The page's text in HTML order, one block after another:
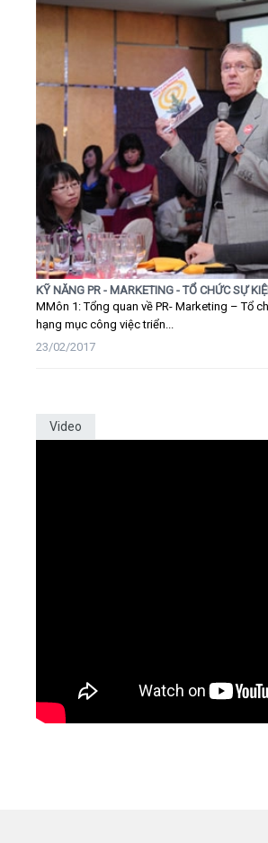
KỸ NĂNG PR - MARKETING - TỔ CHỨC SỰ
MMôn 1: Tổng quan về PR- Marketing – Tổ
hạng mục công việc triển...
23/02/2017
Video